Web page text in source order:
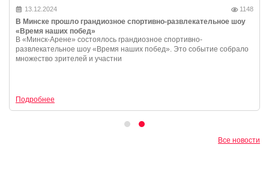
13.12.2024 1148
В Минске прошло грандиозное спортивно-развлекательное шоу
«Время наших побед»
В «Минск-Арене» состоялось грандиозное спортивно-
развлекательное шоу «Время наших побед». Это событие собрало
множество зрителей и участни
Подробнее
Все новости